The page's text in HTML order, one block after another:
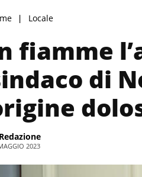
Locale
fiamme
di
Redazione
2023